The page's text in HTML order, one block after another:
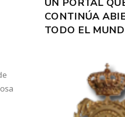
UN PORTAL
CONTINÚA
TODO EL